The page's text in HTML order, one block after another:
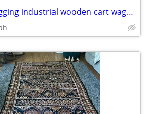
Vintage Logging industrial wooden cart wagon with cast iron wheels